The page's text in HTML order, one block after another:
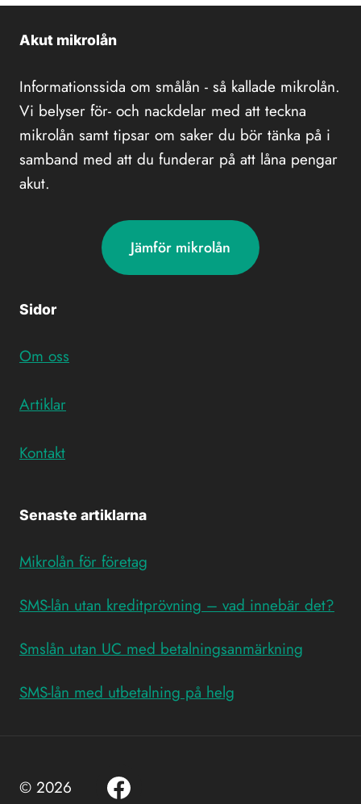
Akut mikrolån
Informationssida om smålån - så kallade mikrolån.
Vi belyser för- och nackdelar med att teckna
mikrolån samt tipsar om saker du bör tänka på i
samband med att du funderar på att låna pengar
akut.
Jämför mikrolån
Sidor
Om oss
Artiklar
Kontakt
Senaste artiklarna
Mikrolån för företag
SMS-lån utan kreditprövning – vad innebär det?
Smslån utan UC med betalningsanmärkning
SMS-lån med utbetalning på helg
© 2026